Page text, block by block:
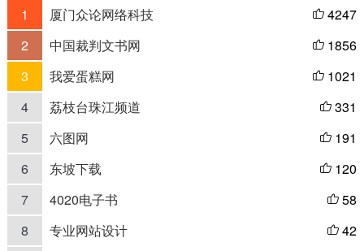
1 厦门众论网络科技  4247
2
中国裁判文书网  1856
3
我爱蛋糕网  1021
4
荔枝台珠江频道  331
5
六图网  191
6
东坡下载  120
7
4020电子书  58
8
专业网站设计  42